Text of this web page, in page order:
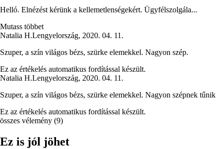
Helló. Elnézést kérünk a kellemetlenségekért. Ügyfélszolgála...
Mutass többet
Natalia H.Lengyelország, 2020. 04. 11.
Szuper, a szín világos bézs, szürke elemekkel. Nagyon szép.
Ez az értékelés automatikus fordítással készült.
Natalia H.Lengyelország, 2020. 04. 11.
Szuper, a szín világos bézs, szürke elemekkel. Nagyon szépnek tűnik
Ez az értékelés automatikus fordítással készült.
összes vélemény (9)
Ez is jól jöhet